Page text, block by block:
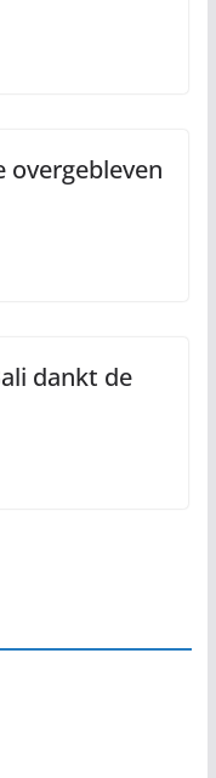
overgebleven
dankt de